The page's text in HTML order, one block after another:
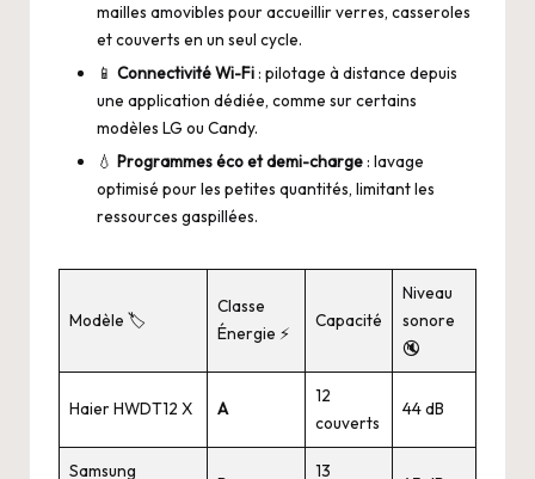
mailles amovibles pour accueillir verres, casseroles
et couverts en un seul cycle.
📱 Connectivité Wi-Fi: pilotage à distance depuis
une application dédiée, comme sur certains
modèles LG ou Candy.
💧 Programmes éco et demi-charge: lavage
optimisé pour les petites quantités, limitant les
ressources gaspillées.
Modèle 🏷️
Classe
Énergie ⚡
Capacité
Niveau
sonore
🔇
Haier HWDT12 X A
12
couverts
44 dB
Samsung
13